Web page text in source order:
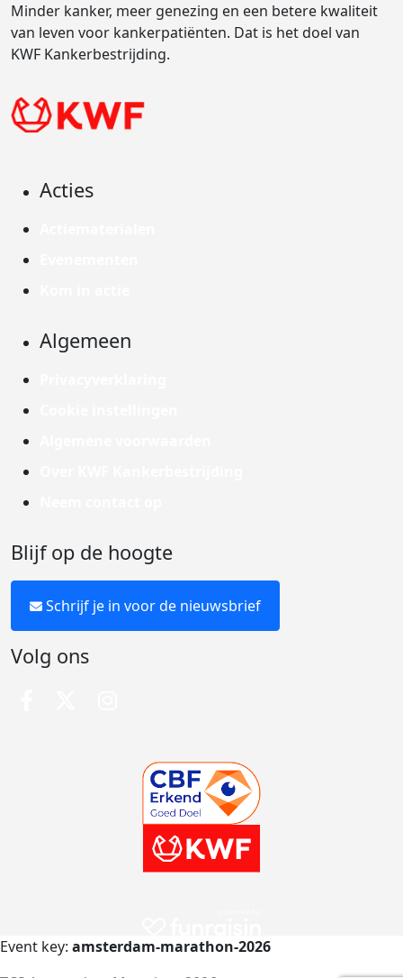
Minder kanker, meer genezing en een betere kwaliteit
van leven voor kankerpatiënten. Dat is het doel van
KWF Kankerbestrijding.
Acties
Algemeen
Blijf op de hoogte
Schrijf je in voor de nieuwsbrief
Volg ons
Event key: amsterdam-marathon-2026